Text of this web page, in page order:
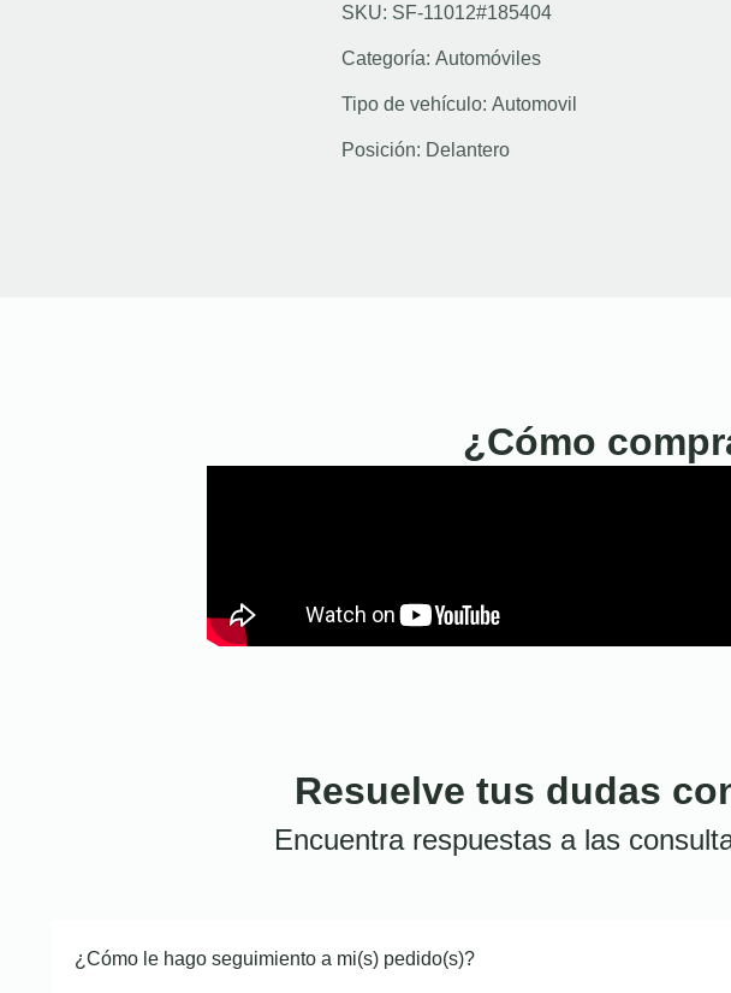
SKU: SF-11012#185404
Categoría: Automóviles
Tipo de vehículo: Automovil
Posición: Delantero
¿Cómo
Resuelve tus dudas
Encuentra respuestas a las
¿Cómo le hago seguimiento a mi(s) pedido(s)?